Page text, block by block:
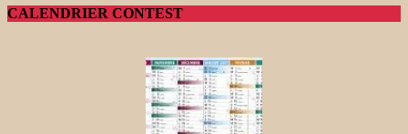
CALENDRIER CONTEST